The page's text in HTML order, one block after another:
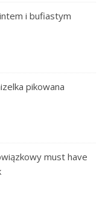
i bufiastym
pikowana
must have